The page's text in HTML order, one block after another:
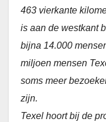
463 vierkante
is aan de westkant
bijna 14.000
miljoen mensen
soms meer
zijn.
Texel hoort bij de